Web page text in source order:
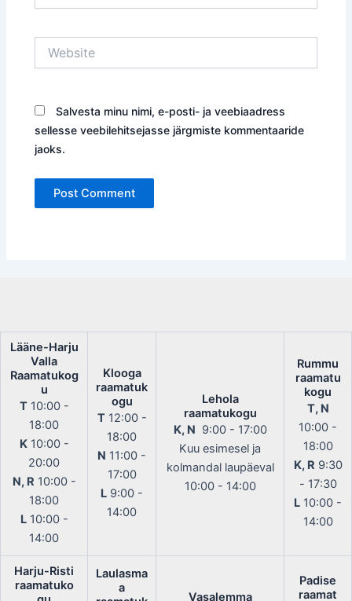
Salvesta minu nimi, e-posti- ja veebiaadress
sellesse veebilehitsejasse järgmiste kommentaaride
jaoks.
Lääne-Harju
Valla
Raamatukog
u
T10:00 -
18:00
K10:00 -
20:00
N, R 10:00 -
18:00
L10:00 -
14:00
Klooga
raamatuk
ogu
T12:00 -
18:00
N 11:00 -
17:00
L 9:00 -
14:00
Lehola
raamatukogu
K, N 9:00 - 17:00
Kuu esimesel ja
kolmandal laupäeval
10:00 - 14:00
Rummu
raamatu
kogu
T, N
10:00 -
18:00
K, R 9:30
- 17:30
L 10:00 -
14:00
Harju-Risti
raamatuko
Laulasma
a
Vasalemma
Padise
raamat